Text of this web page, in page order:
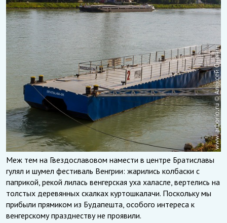
Меж тем на Гвездославовом намести в центре Братиславы
гулял и шумел фестиваль Венгрии: жарились колбаски с
паприкой, рекой лилась венгерская уха халасле, вертелись на
толстых деревянных скалках куртошкалачи. Поскольку мы
прибыли прямиком из Будапешта, особого интереса к
венгерскому празднеству не проявили.